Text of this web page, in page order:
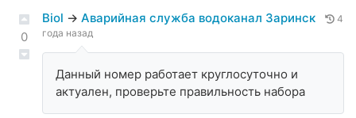
0
Biol → Аварийная служба водоканал Заринск
4
года назад
Данный номер работает круглосуточно и
актуален, проверьте правильность набора